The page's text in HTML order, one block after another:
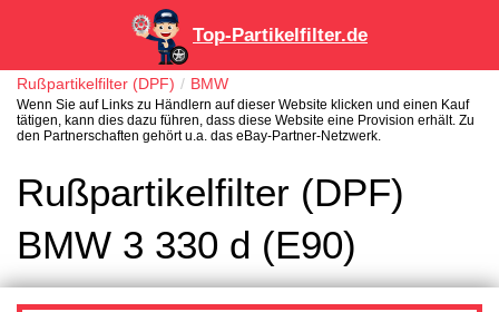
Top-Partikelfilter.de
Rußpartikelfilter (DPF) BMW
Wenn Sie auf Links zu Händlern auf dieser Website klicken und einen Kauf
tätigen, kann dies dazu führen, dass diese Website eine Provision erhält. Zu
den Partnerschaften gehört u.a. das eBay-Partner-Netzwerk.
Rußpartikelfilter (DPF)
BMW 3 330 d (E90)